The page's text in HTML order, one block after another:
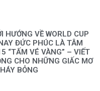
HƯỚNG VỀ WORLD CUP
ĐỨC PHÚC LÀ TÂM
“TẤM VÉ VÀNG” – VIẾT
CHO NHỮNG GIẤC MƠ
BỎNG